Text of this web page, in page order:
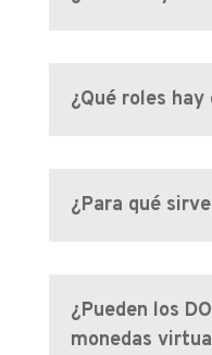
¿Qué roles
¿Para qué
¿Pueden los
monedas